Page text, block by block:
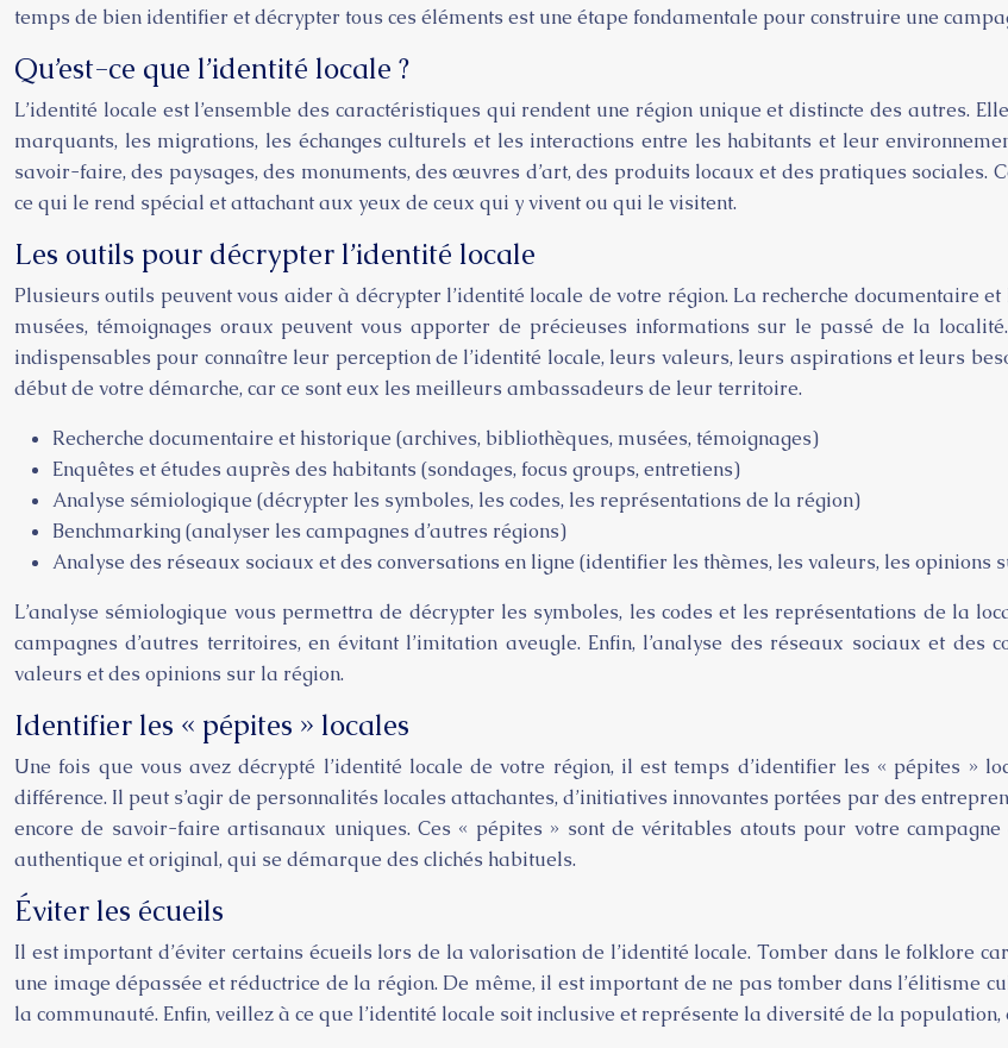
temps de bien identifier et décrypter tous ces éléments est une étape fondamentale pour construire une
Qu’est-ce que l’identité locale ?
L’identité locale est l’ensemble des caractéristiques qui rendent une région unique et distincte des autres.
marquants, les migrations, les échanges culturels et les interactions entre les habitants et leur
savoir-faire, des paysages, des monuments, des œuvres d’art, des produits locaux et des pratiques sociales.
ce qui le rend spécial et attachant aux yeux de ceux qui y vivent ou qui le visitent.
Les outils pour décrypter l’identité locale
Plusieurs outils peuvent vous aider à décrypter l’identité locale de votre région. La recherche documentaire
musées, témoignages oraux peuvent vous apporter de précieuses informations sur le passé de la
indispensables pour connaître leur perception de l’identité locale, leurs valeurs, leurs aspirations et leurs
début de votre démarche, car ce sont eux les meilleurs ambassadeurs de leur territoire.
Recherche documentaire et historique (archives, bibliothèques, musées, témoignages)
Enquêtes et études auprès des habitants (sondages, focus groups, entretiens)
Analyse sémiologique (décrypter les symboles, les codes, les représentations de la région)
Benchmarking (analyser les campagnes d’autres régions)
Analyse des réseaux sociaux et des conversations en ligne (identifier les thèmes, les valeurs, les opinions
L’analyse sémiologique vous permettra de décrypter les symboles, les codes et les représentations de la
campagnes d’autres territoires, en évitant l’imitation aveugle. Enfin, l’analyse des réseaux sociaux et des
valeurs et des opinions sur la région.
Identifier les « pépites » locales
Une fois que vous avez décrypté l’identité locale de votre région, il est temps d’identifier les « pépites »
différence. Il peut s’agir de personnalités locales attachantes, d’initiatives innovantes portées par des
encore de savoir-faire artisanaux uniques. Ces « pépites » sont de véritables atouts pour votre
authentique et original, qui se démarque des clichés habituels.
Éviter les écueils
Il est important d’éviter certains écueils lors de la valorisation de l’identité locale. Tomber dans le folklore
une image dépassée et réductrice de la région. De même, il est important de ne pas tomber dans l’élitisme
la communauté. Enfin, veillez à ce que l’identité locale soit inclusive et représente la diversité de la population,